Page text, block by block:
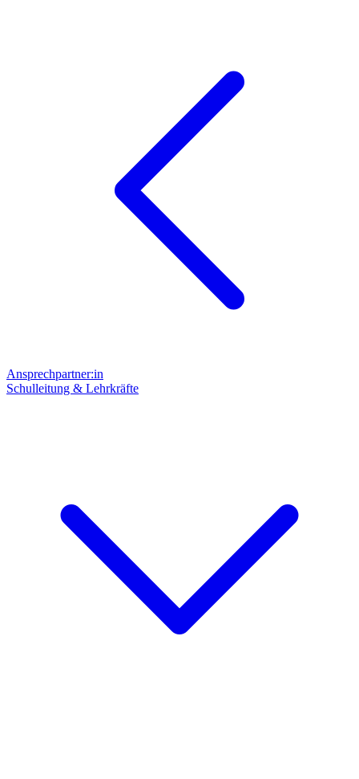
Ansprechpartner:in
Schulleitung & Lehrkräfte